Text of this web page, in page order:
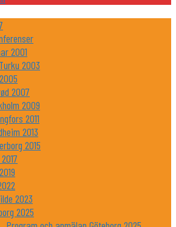
2001
2003
2007
2009
2011
2013
2015
2023
2025